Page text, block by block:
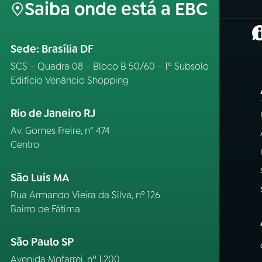
Saiba onde está a EBC
Sede: Brasília DF
SCS – Quadra 08 – Bloco B 50/60 – 1º Subsolo
Edifício Venâncio Shopping
Rio de Janeiro RJ
Av. Gomes Freire, n° 474
Centro
São Luís MA
Rua Armando Vieira da Silva, nº 126
Bairro de Fátima
São Paulo SP
Avenida Mofarrej, nº 1.200